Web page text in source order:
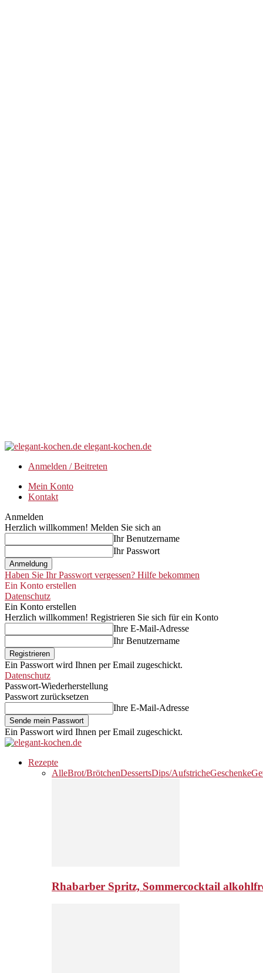
elegant-kochen.de
Anmelden / Beitreten
Mein Konto
Kontakt
Anmelden
Herzlich willkommen! Melden Sie sich an
Ihr Benutzername
Ihr Passwort
Haben Sie Ihr Passwort vergessen? Hilfe bekommen
Ein Konto erstellen
Datenschutz
Ein Konto erstellen
Herzlich willkommen! Registrieren Sie sich für ein Konto
Ihre E-Mail-Adresse
Ihr Benutzername
Ein Passwort wird Ihnen per Email zugeschickt.
Datenschutz
Passwort-Wiederherstellung
Passwort zurücksetzen
Ihre E-Mail-Adresse
Ein Passwort wird Ihnen per Email zugeschickt.
Rezepte
AlleBrot/BrötchenDessertsDips/AufstricheGeschenke
Rhabarber Spritz, Sommercocktail